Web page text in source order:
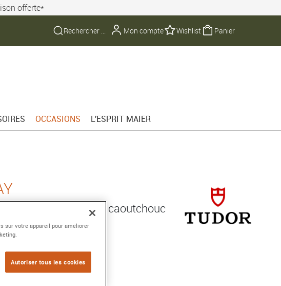
offerte*
Mon compte Wishlist Panier
OCCASIONS L'ESPRIT MAIER
41 mm, bracelet en caoutchouc
0002
BAY
sur votre appareil pour améliorer
Autoriser tous les cookies